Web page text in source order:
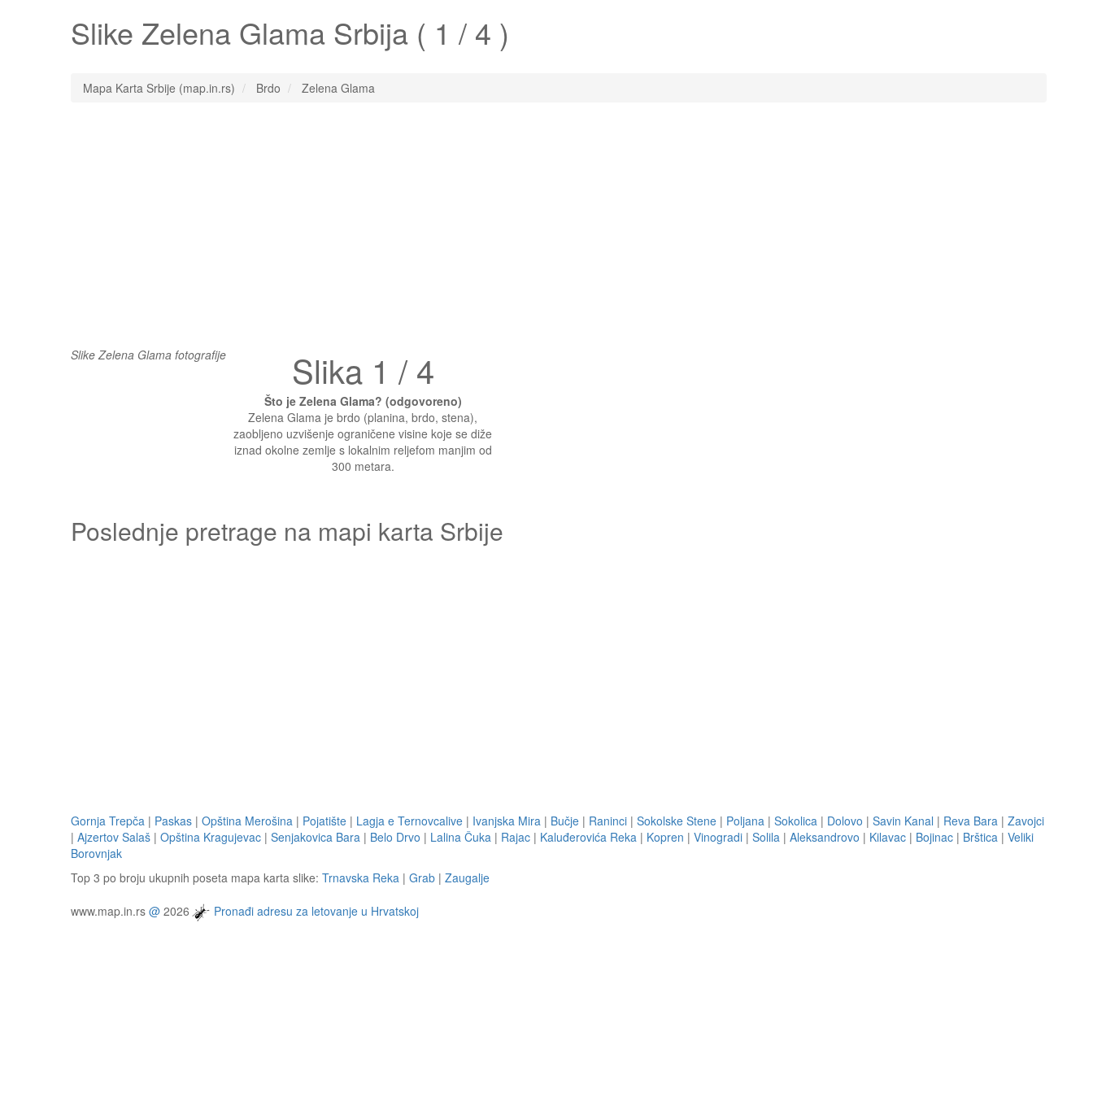
Slike Zelena Glama Srbija ( 1 / 4 )
Mapa Karta Srbije (map.in.rs) Brdo Zelena Glama
Slike Zelena Glama fotografije Slika 1 / 4
Što je Zelena Glama? (odgovoreno)
Zelena Glama je brdo (planina, brdo, stena),
zaobljeno uzvišenje ograničene visine koje se diže
iznad okolne zemlje s lokalnim reljefom manjim od
300 metara.
Poslednje pretrage na mapi karta Srbije
Gornja Trepča | Paskas | Opština Merošina | Pojatište | Lagja e Ternovcalive | Ivanjska Mira | Bučje | Raninci | Sokolske Stene | Poljana | Sokolica | Dolovo | Savin Kanal | Reva Bara | Zavojci
| Ajzertov Salaš | Opština Kragujevac | Senjakovica Bara | Belo Drvo | Lalina Čuka | Rajac | Kaluđerovića Reka | Kopren | Vinogradi | Solila | Aleksandrovo | Kilavac | Bojinac | Brštica | Veliki
Borovnjak
Top 3 po broju ukupnih poseta mapa karta slike: Trnavska Reka | Grab | Zaugalje
www.map.in.rs @ 2026 Pronađi adresu za letovanje u Hrvatskoj